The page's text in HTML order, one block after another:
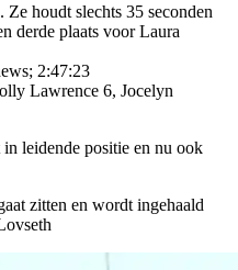
houdt slechts 35 seconden
derde plaats voor Laura
2:47:23
Lawrence 6, Jocelyn
leidende positie en nu ook
zitten en wordt ingehaald